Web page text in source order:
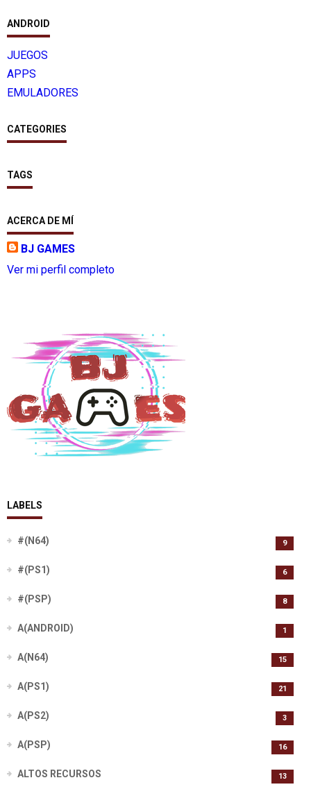
ANDROID
JUEGOS
APPS
EMULADORES
CATEGORIES
TAGS
ACERCA DE MÍ
BJ GAMES
Ver mi perfil completo
LABELS
#(N64) 9
#(PS1) 6
#(PSP) 8
A(ANDROID) 1
A(N64) 15
A(PS1) 21
A(PS2) 3
A(PSP) 16
ALTOS RECURSOS 13